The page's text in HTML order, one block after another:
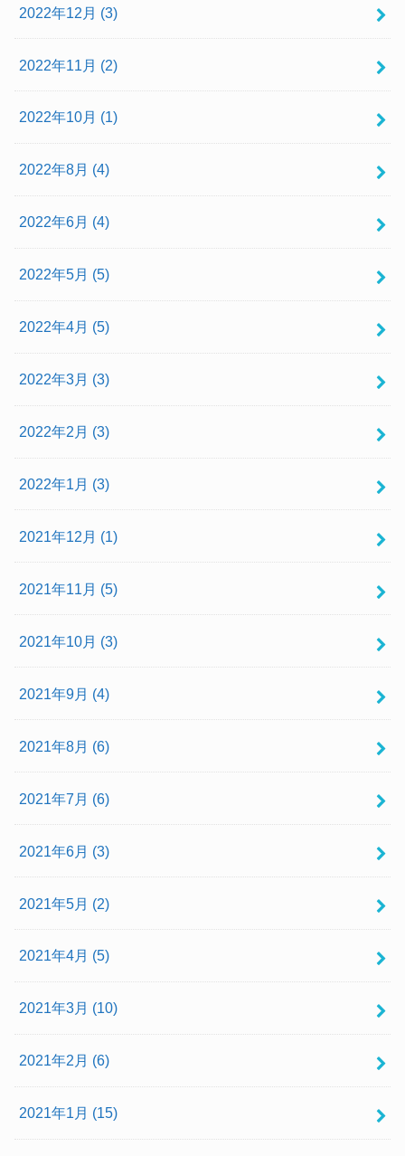
2022年12月 (3)
2022年11月 (2)
2022年10月 (1)
2022年8月 (4)
2022年6月 (4)
2022年5月 (5)
2022年4月 (5)
2022年3月 (3)
2022年2月 (3)
2022年1月 (3)
2021年12月 (1)
2021年11月 (5)
2021年10月 (3)
2021年9月 (4)
2021年8月 (6)
2021年7月 (6)
2021年6月 (3)
2021年5月 (2)
2021年4月 (5)
2021年3月 (10)
2021年2月 (6)
2021年1月 (15)